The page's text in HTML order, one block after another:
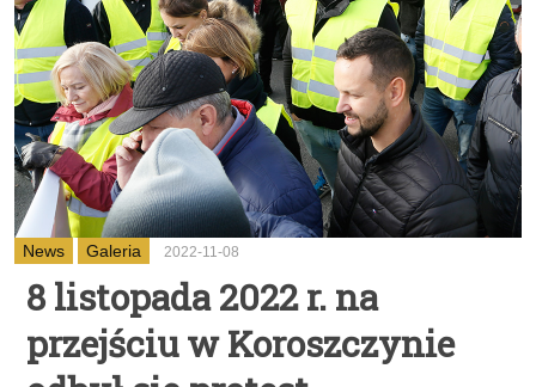
News Galeria 2022-11-08
8 listopada 2022 r. na
przejściu w Koroszczynie